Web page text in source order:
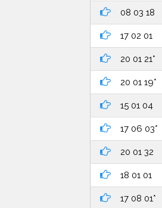
08 03 18
17 02 01
20 01 21*
20 01 19*
15 01 04
17 06 03*
20 01 32
18 01 01
17 08 01*